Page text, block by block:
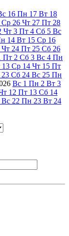
16 Пн 17 Вт 18
Ср 26 Чт 27 Пт 28
Чт 3 Пт 4 Сб 5 Вс
14 Вт 15 Ср 16
Чт 24 Пт 25 Сб 26
Пт 2 Сб 3 Вс 4 Пн
13 Ср 14 Чт 15 Пт
23 Сб 24 Вс 25 Пн
Вс 1 Пн 2 Вт 3
12 Пт 13 Сб 14
Вс 22 Пн 23 Вт 24